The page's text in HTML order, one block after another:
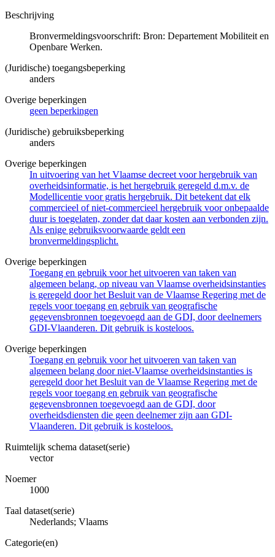
Beschrijving
Bronvermeldingsvoorschrift: Bron: Departement Mobiliteit en
Openbare Werken.
(Juridische) toegangsbeperking
anders
Overige beperkingen
geen beperkingen
(Juridische) gebruiksbeperking
anders
Overige beperkingen
In uitvoering van het Vlaamse decreet voor hergebruik van
overheidsinformatie, is het hergebruik geregeld d.m.v. de
Modellicentie voor gratis hergebruik. Dit betekent dat elk
commercieel of niet-commercieel hergebruik voor onbepaalde
duur is toegelaten, zonder dat daar kosten aan verbonden zijn.
Als enige gebruiksvoorwaarde geldt een
bronvermeldingsplicht.
Overige beperkingen
Toegang en gebruik voor het uitvoeren van taken van
algemeen belang, op niveau van Vlaamse overheidsinstanties
is geregeld door het Besluit van de Vlaamse Regering met de
regels voor toegang en gebruik van geografische
gegevensbronnen toegevoegd aan de GDI, door deelnemers
GDI-Vlaanderen. Dit gebruik is kosteloos.
Overige beperkingen
Toegang en gebruik voor het uitvoeren van taken van
algemeen belang door niet-Vlaamse overheidsinstanties is
geregeld door het Besluit van de Vlaamse Regering met de
regels voor toegang en gebruik van geografische
gegevensbronnen toegevoegd aan de GDI, door
overheidsdiensten die geen deelnemer zijn aan GDI-
Vlaanderen. Dit gebruik is kosteloos.
Ruimtelijk schema dataset(serie)
vector
Noemer
1000
Taal dataset(serie)
Nederlands; Vlaams
Categorie(en)